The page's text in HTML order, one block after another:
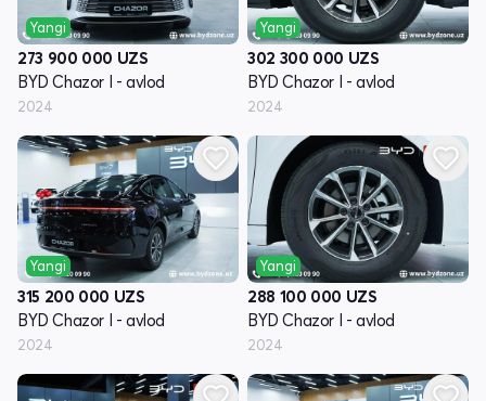
Yangi
273 900 000 UZS
BYD Chazor I - avlod
2024
Yangi
302 300 000 UZS
BYD Chazor I - avlod
2024
Yangi
315 200 000 UZS
BYD Chazor I - avlod
2024
Yangi
288 100 000 UZS
BYD Chazor I - avlod
2024